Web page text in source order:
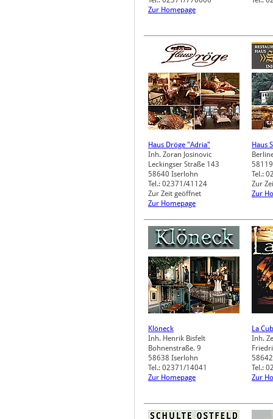
Zur Homepage
Haus Dröge "Adria"
Inh. Zoran Josinovic
Leckingser Straße 143
58640 Iserlohn
Tel.: 02371/41124
Zur Zeit geöffnet
Zur Homepage
Haus
58119
Tel.:
Zur
Zur
Klöneck
Inh. Henrik Bisfelt
Bohnenstraße. 9
58638 Iserlohn
Tel.: 02371/14041
Zur Homepage
La
Inh.
58642
Tel.:
Zur